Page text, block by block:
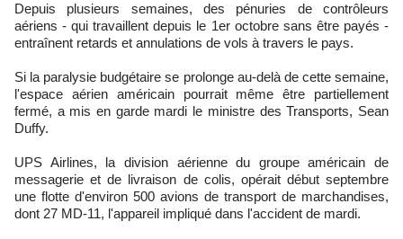
Depuis plusieurs semaines, des pénuries de contrôleurs
aériens - qui travaillent depuis le 1er octobre sans être payés -
entraînent retards et annulations de vols à travers le pays.
Si la paralysie budgétaire se prolonge au-delà de cette semaine,
l'espace aérien américain pourrait même être partiellement
fermé, a mis en garde mardi le ministre des Transports, Sean
Duffy.
UPS Airlines, la division aérienne du groupe américain de
messagerie et de livraison de colis, opérait début septembre
une flotte d'environ 500 avions de transport de marchandises,
dont 27 MD-11, l'appareil impliqué dans l'accident de mardi.